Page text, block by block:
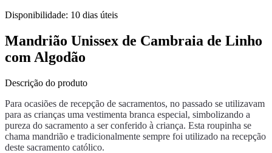
Disponibilidade: 10 dias úteis
Mandrião Unissex de Cambraia de Linho
com Algodão
Descrição do produto
Para ocasiões de recepção de sacramentos, no passado se utilizavam
para as crianças uma vestimenta branca especial, simbolizando a
pureza do sacramento a ser conferido à criança. Esta roupinha se
chama mandrião e tradicionalmente sempre foi utilizado na recepção
deste sacramento católico.